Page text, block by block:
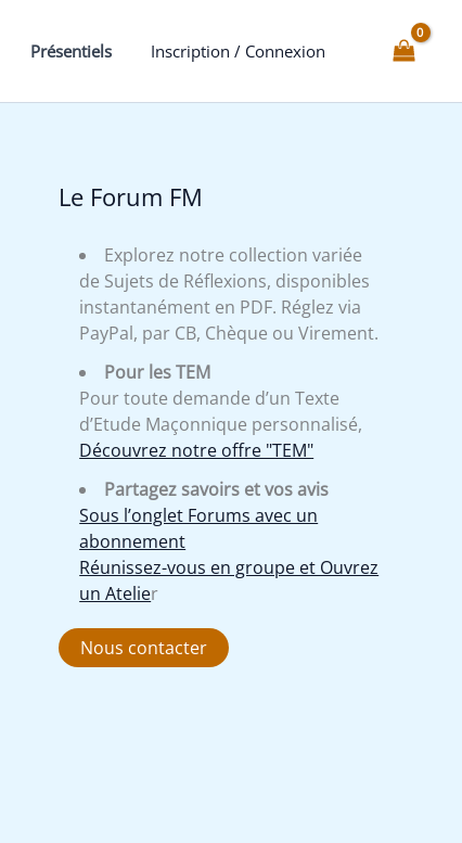
Présentiels Inscription / Connexion
Le Forum FM
Explorez notre collection variée
de Sujets de Réflexions, disponibles
instantanément en PDF. Réglez via
PayPal, par CB, Chèque ou Virement.
Pour les TEM
Pour toute demande d’un Texte
d’Etude Maçonnique personnalisé,
Découvrez notre offre "TEM"
Partagez savoirs et vos avis
Sous l’onglet Forums avec un
abonnement
Réunissez-vous en groupe et Ouvrez
un Atelier
Nous contacter
Noir
1
Ténèbres
Kadosh
Expliqué